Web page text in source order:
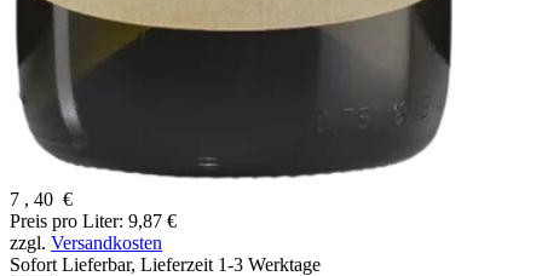
7 , 40 €
Preis pro Liter: 9,87 €
zzgl. Versandkosten
Sofort Lieferbar, Lieferzeit 1-3 Werktage